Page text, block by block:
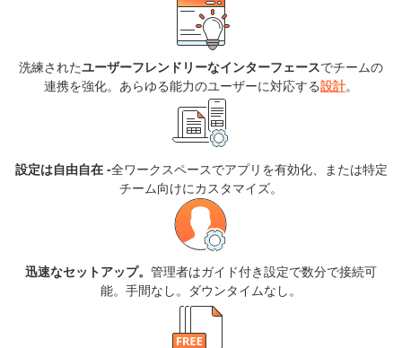
洗練されたユーザーフレンドリーなインターフェースでチームの
連携を強化。あらゆる能力のユーザーに対応する設計。
設定は自由自在 -全ワークスペースでアプリを有効化、または特定
チーム向けにカスタマイズ。
迅速なセットアップ。 管理者はガイド付き設定で数分で接続可
能。手間なし。ダウンタイムなし。